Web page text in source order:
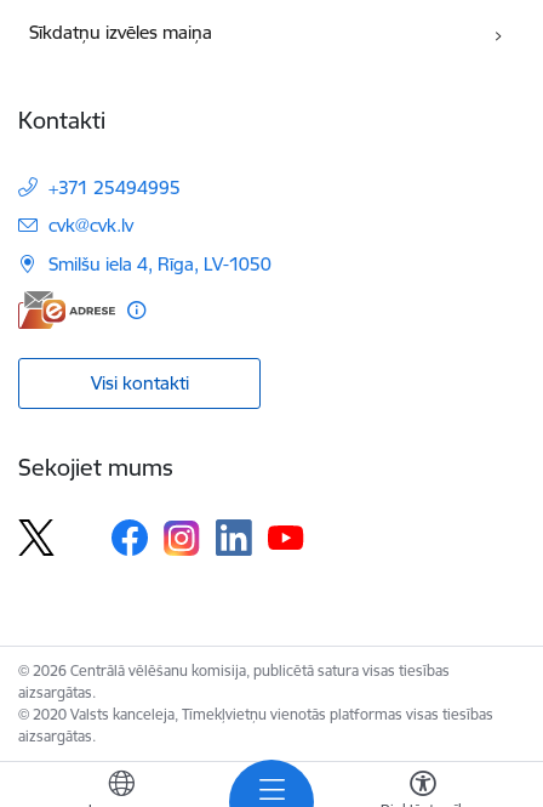
Sīkdatņu izvēles maiņa
Kontakti
+371 25494995
E-pasts:
cvk@cvk.lv
Smilšu iela 4, Rīga, LV-1050
Visi kontakti
Sekojiet mums
© 2026 Centrālā vēlēšanu komisija, publicētā satura visas tiesības
aizsargātas.
© 2020 Valsts kanceleja, Tīmekļvietņu vienotās platformas visas tiesības
aizsargātas.